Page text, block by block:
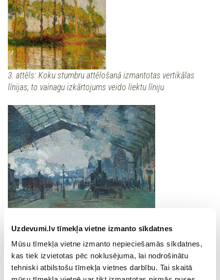
Uzdevumi.lv tīmekļa vietne izmanto sīkdatnes
Mūsu tīmekļa vietne izmanto nepieciešamās sīkdatnes,
kas tiek izvietotas pēc noklusējuma, lai nodrošinātu
tehniski atbilstošu tīmekļa vietnes darbību. Tai skaitā
3. attēls: Koku stumbru attēlošanā izmantotas vertikālas
līnijas, to vainagu izkārtojums veido liektu līniju
vertikālas līnijas, jumtam – slīpas līnijas
Atkārtot zināšanas parlīnijām.